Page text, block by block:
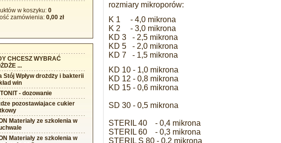
w koszyku: 0
zamówienia: 0,00 zł
CHCESZ WYBRAĆ
...
Stój Wpływ drożdży i bakterii
win
- dozowanie
pozostawiajace cukier
Materiały ze szkolenia w
Materiały ze szkolenia w
rozmiary mikroporów:
K 1 - 4,0 mikrona
K 2 - 3,0 mikrona
KD 3 - 2,5 mikrona
KD 5 - 2,0 mikrona
KD 7 - 1,5 mikrona
KD 10 - 1,0 mikrona
KD 12 - 0,8 mikrona
KD 15 - 0,6 mikrona
SD 30 - 0,5 mikrona
STERIL 40 - 0,4 mikrona
STERIL 60 - 0,3 mikrona
STERIL S 80 - 0,2 mikrona